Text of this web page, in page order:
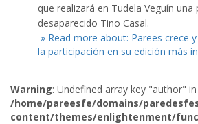
que realizará en Tudela Veguín una
desaparecido Tino Casal.
» Read more about: Parees crece
la participación en su edición más
Warning: Undefined array key "author" in
/home/pareesfe/domains/
content/themes/enlightenment/